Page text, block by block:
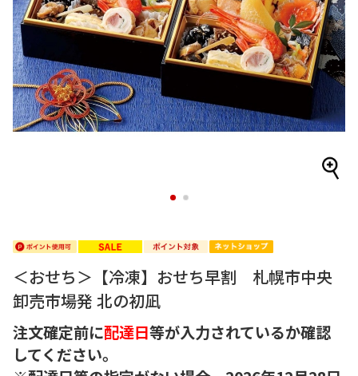
1 2
＜おせち＞【冷凍】おせち早割 札幌市中央
卸売市場発 北の初凪
注文確定前に配達日等が入力されているか確認
してください。